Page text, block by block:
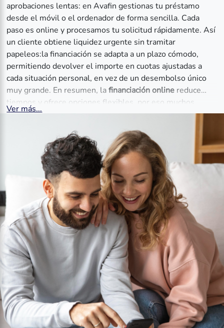
aprobaciones lentas: en Avafin gestionas tu préstamo
desde el móvil o el ordenador de forma sencilla. Cada
paso es online y procesamos tu solicitud rápidamente. Así
un cliente obtiene liquidez urgente sin tramitar
papeleos:la financiación se adapta a un plazo cómodo,
permitiendo devolver el importe en cuotas ajustadas a
cada situación personal, en vez de un desembolso único
muy grande. En resumen, lafinanciación online reduce
tiempos y ofrece opciones flexibles, por eso muchos
usuarios prefieren esta vía.
Ver más...